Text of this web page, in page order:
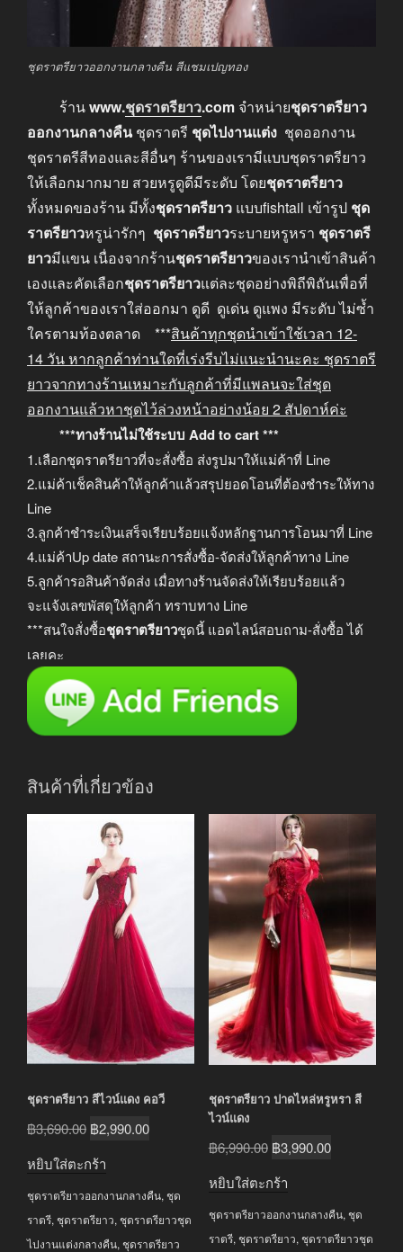
ชุดราตรียาวออกงานกลางคืน สีแชมเปญทอง
ร้านwww.ชุดราตรียาว.com จำหน่ายชุดราตรียาว
ออกงานกลางคืนชุดราตรี ชุดไปงานแต่ง ชุดออกงาน
ชุดราตรีสีทองและสีอื่นๆ ร้านของเรามีแบบชุดราตรียาว
ให้เลือกมากมาย สวยหรูดูดีมีระดับ โดยชุดราตรียาว
ทั้งหมดของร้าน มีทั้งชุดราตรียาว แบบfishtail เข้ารูป ชุด
ราตรียาวหรูน่ารักๆ ชุดราตรียาวระบายหรูหรา ชุดราตรี
ยาวมีแขน เนื่องจากร้านชุดราตรียาวของเรานำเข้าสินค้า
เองและคัดเลือกชุดราตรียาวแต่ละชุดอย่างพิถีพิถันเพื่อที่
ให้ลูกค้าของเราใส่ออกมา ดูดี ดูเด่น ดูแพง มีระดับ ไม่ซ้ำ
ใครตามท้องตลาด ***สินค้าทุกชุดนำเข้าใช้เวลา 12-
14 วัน หากลูกค้าท่านใดที่เร่งรีบไม่แนะนำนะคะ ชุดราตรี
ยาวจากทางร้านเหมาะกับลูกค้าที่มีแพลนจะใส่ชุด
ออกงานแล้วหาชุดไว้ล่วงหน้าอย่างน้อย 2 สัปดาห์ค่ะ
***ทางร้านไม่ใช้ระบบ Add to cart ***
1.เลือกชุดราตรียาวที่จะสั่งซื้อ ส่งรูปมาให้แม่ค้าที่ Line
2.แม่ค้าเช็คสินค้าให้ลูกค้าแล้วสรุปยอดโอนที่ต้องชำระให้ทาง
Line
3.ลูกค้าชำระเงินเสร็จเรียบร้อยแจ้งหลักฐานการโอนมาที่ Line
4.แม่ค้าUp date สถานะการสั่งซื้อ-จัดส่งให้ลูกค้าทาง Line
5.ลูกค้ารอสินค้าจัดส่ง เมื่อทางร้านจัดส่งให้เรียบร้อยแล้ว
จะแจ้งเลขพัสดุให้ลูกค้า ทราบทาง Line
***สนใจสั่งซื้อชุดราตรียาวชุดนี้ แอดไลน์สอบถาม-สั่งซื้อ ได้
เลยคะ
สินค้าที่เกี่ยวข้อง
ชุดราตรียาว สีไวน์แดง คอวี
฿3,690.00 Original
฿3,690.00.
฿2,990.00Current
฿2,990.00.
หยิบใส่ตะกร้า
ชุดราตรียาวออกงานกลางคืน, ชุด
ราตรี, ชุดราตรียาว, ชุดราตรียาวชุด
ไปงานแต่งกลางคืน, ชุดราตรียาว
ชุดราตรียาว ปาดไหล่หรูหรา สี
ไวน์แดง
฿6,990.00 Original
฿6,990.00.
฿3,990.00Current
฿3,990.00.
หยิบใส่ตะกร้า
ชุดราตรียาวออกงานกลางคืน, ชุด
ราตรี, ชุดราตรียาว, ชุดราตรียาวชุด